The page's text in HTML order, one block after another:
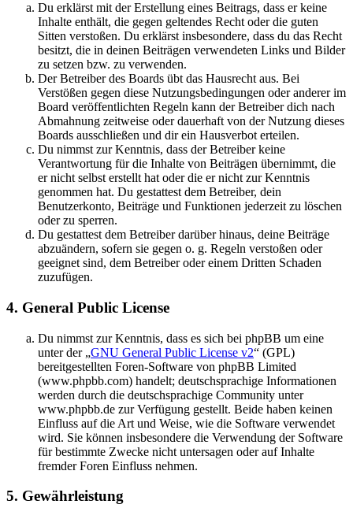
Du erklärst mit der Erstellung eines Beitrags, dass er keine
Inhalte enthält, die gegen geltendes Recht oder die guten
Sitten verstoßen. Du erklärst insbesondere, dass du das Recht
besitzt, die in deinen Beiträgen verwendeten Links und Bilder
zu setzen bzw. zu verwenden.
Der Betreiber des Boards übt das Hausrecht aus. Bei
Verstößen gegen diese Nutzungsbedingungen oder anderer im
Board veröffentlichten Regeln kann der Betreiber dich nach
Abmahnung zeitweise oder dauerhaft von der Nutzung dieses
Boards ausschließen und dir ein Hausverbot erteilen.
Du nimmst zur Kenntnis, dass der Betreiber keine
Verantwortung für die Inhalte von Beiträgen übernimmt, die
er nicht selbst erstellt hat oder die er nicht zur Kenntnis
genommen hat. Du gestattest dem Betreiber, dein
Benutzerkonto, Beiträge und Funktionen jederzeit zu löschen
oder zu sperren.
Du gestattest dem Betreiber darüber hinaus, deine Beiträge
abzuändern, sofern sie gegen o. g. Regeln verstoßen oder
geeignet sind, dem Betreiber oder einem Dritten Schaden
zuzufügen.
4. General Public License
Du nimmst zur Kenntnis, dass es sich bei phpBB um eine
unter der „GNU General Public License v2“ (GPL)
bereitgestellten Foren-Software von phpBB Limited
(www.phpbb.com) handelt; deutschsprachige Informationen
werden durch die deutschsprachige Community unter
www.phpbb.de zur Verfügung gestellt. Beide haben keinen
Einfluss auf die Art und Weise, wie die Software verwendet
wird. Sie können insbesondere die Verwendung der Software
für bestimmte Zwecke nicht untersagen oder auf Inhalte
fremder Foren Einfluss nehmen.
5. Gewährleistung